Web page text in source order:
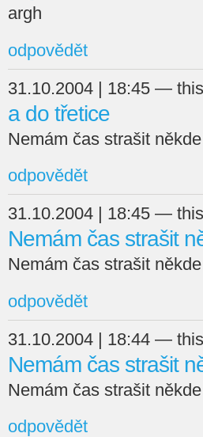
argh
odpovědět
31.10.2004 | 18:45 —
a do třetice
Nemám čas strašit
odpovědět
31.10.2004 | 18:45 —
Nemám čas strašit
Nemám čas strašit
odpovědět
31.10.2004 | 18:44 —
Nemám čas strašit
Nemám čas strašit
odpovědět